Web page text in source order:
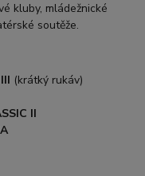
kluby, mládežnické
soutěže.
(krátký rukáv)
II